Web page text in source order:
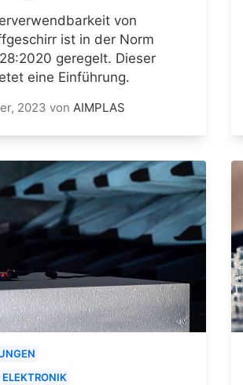
von
ist in der Norm
geregelt. Dieser
eine Einführung.
2023 von AIMPLAS
ELEKTRONIK